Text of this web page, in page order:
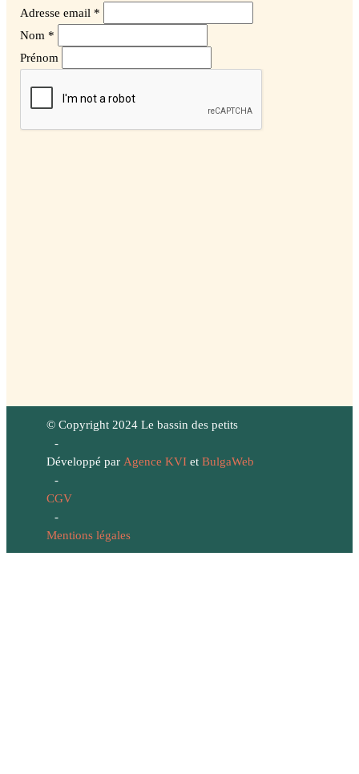
Adresse email *
Nom *
Prénom
© Copyright 2024 Le bassin des petits
-
Développé par Agence KVIet BulgaWeb
-
CGV
-
Mentions légales